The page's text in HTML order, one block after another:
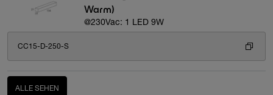
Warm)
@230Vac: 1 LED 9W
CC15-D-250-S
ALLE SEHEN